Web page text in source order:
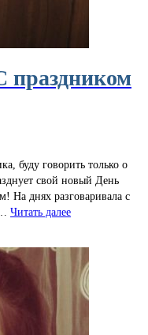
праздником
буду говорить только о
свой новый День
На днях разговаривала с
Читать далее